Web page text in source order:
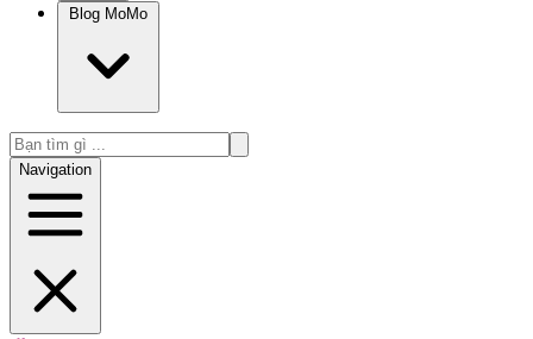
Blog MoMo
Navigation